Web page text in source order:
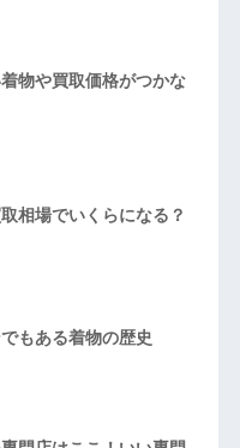
物や買取価格がつかな
相場でいくらになる？
もある着物の歴史